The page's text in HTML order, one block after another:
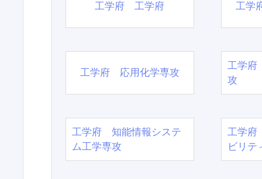
工学府 工学府 工学
工学府 応用化学専攻
工学府
攻
工学府 知能情報システ
ム工学専攻
工学府
ビリテ